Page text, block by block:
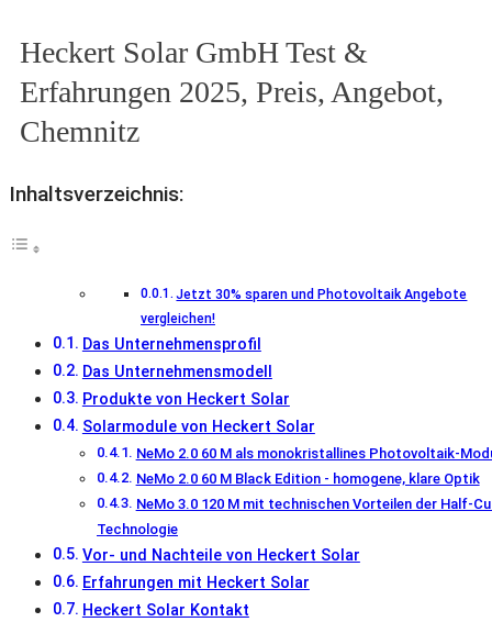
Heckert Solar GmbH Test &
Erfahrungen 2025, Preis, Angebot,
Chemnitz
Inhaltsverzeichnis:
Jetzt 30% sparen und Photovoltaik Angebote
vergleichen!
Das Unternehmensprofil
Das Unternehmensmodell
Produkte von Heckert Solar
Solarmodule von Heckert Solar
NeMo 2.0 60 M als monokristallines Photovoltaik-
NeMo 2.0 60 M Black Edition - homogene, klare Optik
NeMo 3.0 120 M mit technischen Vorteilen der Half-
Technologie
Vor- und Nachteile von Heckert Solar
Erfahrungen mit Heckert Solar
Heckert Solar Kontakt